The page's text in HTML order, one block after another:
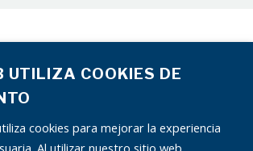
UTILIZA COOKIES DE
cookies para mejorar la experiencia
Al utilizar nuestro sitio web,